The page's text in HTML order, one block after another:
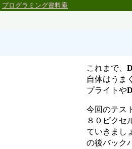
プログラミング資料庫
これまで、
自体はうま
プライトや
今回のテス
８０ピクセ
ていきまし
の後バック